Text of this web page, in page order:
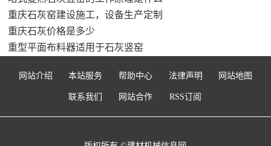
重庆石灰窑建设施工，设备生产定制
重庆石灰价格是多少
重型平面布料器适用于石灰竖窑
网站介绍 本站服务 帮助中心 法律声明 网站地图
联系我们 网站合作 RSS订阅